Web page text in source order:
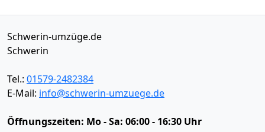
Schwerin-umzüge.de
Schwerin
Tel.: 01579-2482384
E-Mail: info@schwerin-umzuege.de
Öffnungszeiten: Mo - Sa: 06:00 - 16:30 Uhr